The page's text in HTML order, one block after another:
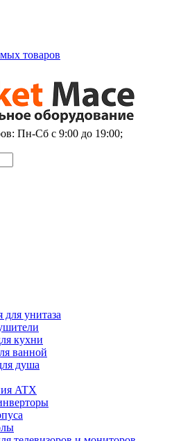
товаров
Пн-Сб с 9:00 до 19:00;
унитаза
кухни
ванной
душа
ATX